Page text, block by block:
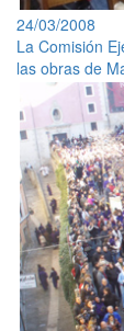
24/03/2008
La Comisión
las obras de